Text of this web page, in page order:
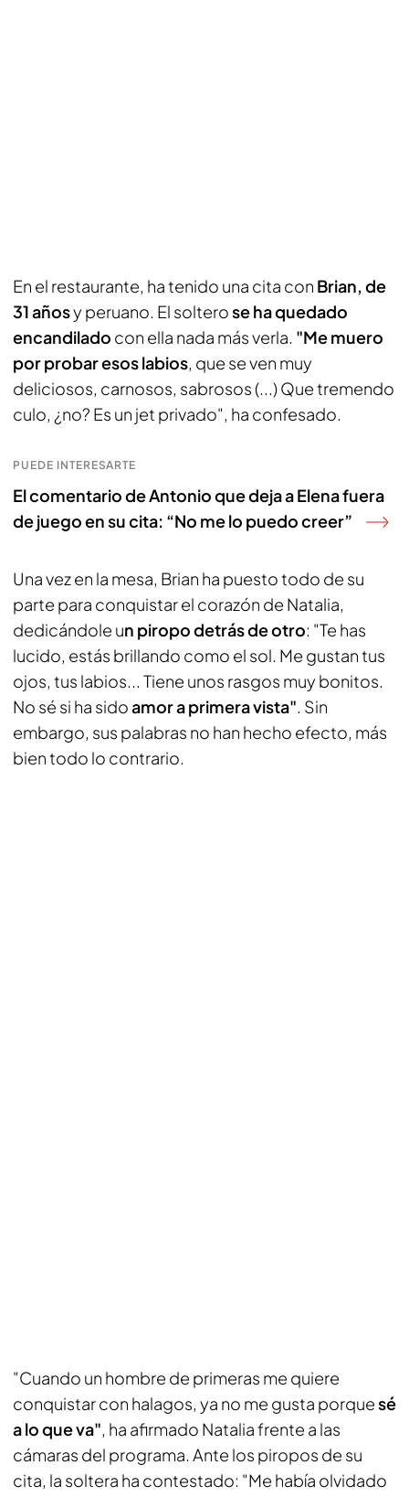
En el restaurante, ha tenido una cita con Brian, de
31 añosy peruano. El solterose ha quedado
encandilado con ella nada más verla. "Me muero
por probar esos labios, que se ven muy
deliciosos, carnosos, sabrosos (...) Que tremendo
culo, ¿no? Es un jet privado", ha confesado.
PUEDE INTERESARTE
El comentario de Antonio que deja a Elena fuera
de juego en su cita: “No me lo puedo creer”
Una vez en la mesa, Brian ha puesto todo de su
parte para conquistar el corazón de Natalia,
dedicándole un piropo detrás de otro: "Te has
lucido, estás brillando como el sol. Me gustan tus
ojos, tus labios... Tiene unos rasgos muy bonitos.
No sé si ha sidoamor a primera vista". Sin
embargo, sus palabras no han hecho efecto, más
bien todo lo contrario.
"Cuando un hombre de primeras me quiere
conquistar con halagos, ya no me gusta porquesé
a lo que va", ha afirmado Natalia frente a las
cámaras del programa. Ante los piropos de su
cita, la soltera ha contestado: "Me había olvidado